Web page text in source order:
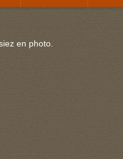
en photo.